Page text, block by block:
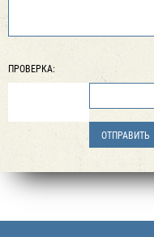
ПРОВЕРКА: